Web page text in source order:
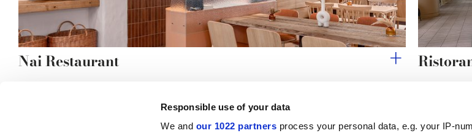
Responsible use of your data
We and our 1022 partners process your personal data, e.g. your IP-
Nai Restaurant